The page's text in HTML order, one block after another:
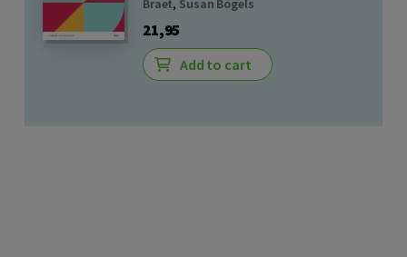
Braet, Susan Bögels
21,95
Add to cart